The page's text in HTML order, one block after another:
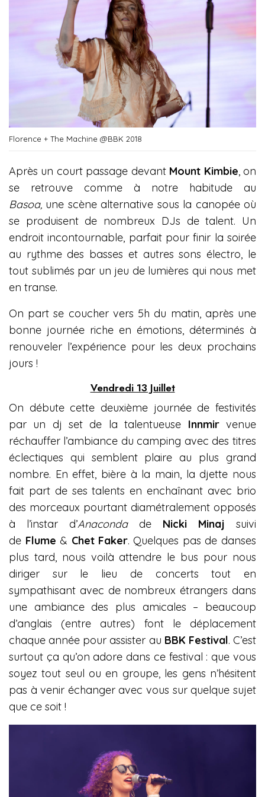
Florence + The Machine @BBK 2018
Après un court passage devant Mount Kimbie , on
se retrouve comme à notre habitude au
Basoa, une scène alternative sous la canopée où
se produisent de nombreux DJs de talent. Un
endroit incontournable, parfait pour finir la soirée
au rythme des basses et autres sons électro, le
tout sublimés par un jeu de lumières qui nous met
en transe.
On part se coucher vers 5h du matin, après une
bonne journée riche en émotions, déterminés à
renouveler l’expérience pour les deux prochains
jours !
Vendredi 13 Juillet
On débute cette deuxième journée de festivités
par un dj set de la talentueuse Innmirvenue
réchauffer l’ambiance du camping avec des titres
éclectiques qui semblent plaire au plus grand
nombre. En effet, bière à la main, la djette nous
fait part de ses talents en enchaînant avec brio
des morceaux pourtant diamétralement opposés
à l’instar d’Anaconda de Nicki Minaj
suivi
de Flume & Chet Faker. Quelques pas de danses
plus tard, nous voilà attendre le bus pour nous
diriger sur le lieu de concerts tout en
sympathisant avec de nombreux étrangers dans
une ambiance des plus amicales – beaucoup
d’anglais (entre autres) font le déplacement
chaque année pour assister au BBK Festival. C’est
surtout ça qu’on adore dans ce festival : que vous
soyez tout seul ou en groupe, les gens n’hésitent
pas à venir échanger avec vous sur quelque sujet
que ce soit !